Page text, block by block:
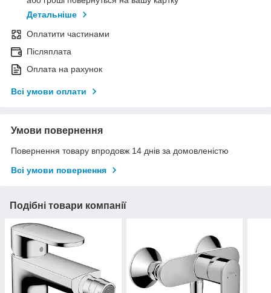
Детальніше
Оплатити частинами
Післяплата
Оплата на рахунок
Всі умови оплати
Умови повернення
Повернення товару впродовж 14 днів за домовленістю
Всі умови повернення
Подібні товари компанії